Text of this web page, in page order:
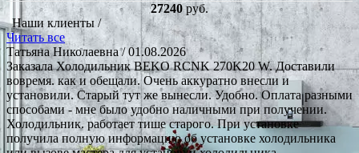
27240руб.
Наши клиенты /
Читать все
Татьяна Николаевна/ 01.08.2026
Заказала Холодильник BEKO RCNK 270K20 W. Доставили
вовремя. как и обещали. Очень аккуратно внесли и
установили. Старый тут же вынесли. Удобно. Оплата разными
способами - мне было удобно наличными при получении.
Холодильник. работает тише старого. При установке
получила полную информацию об установке холодильника